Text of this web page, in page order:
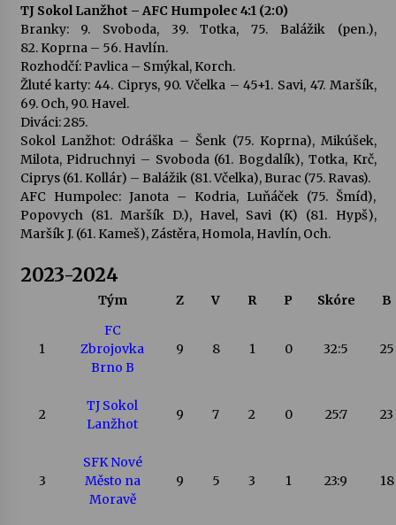
TJ Sokol Lanžhot – AFC Humpolec 4:1 (2:0)
Branky: 9. Svoboda, 39. Totka, 75. Balážik (pen.),
82. Koprna – 56. Havlín.
Rozhodčí: Pavlica – Smýkal, Korch.
Žluté karty: 44. Ciprys, 90. Včelka – 45+1. Savi, 47. Maršík,
69. Och, 90. Havel.
Diváci: 285.
Sokol Lanžhot: Odráška – Šenk (75. Koprna), Mikúšek,
Milota, Pidruchnyi – Svoboda (61. Bogdalík), Totka, Krč,
Ciprys (61. Kollár) – Balážik (81. Včelka), Burac (75. Ravas).
AFC Humpolec: Janota – Kodria, Luňáček (75. Šmíd),
Popovych (81. Maršík D.), Havel, Savi (K) (81. Hypš),
Maršík J. (61. Kameš), Zástěra, Homola, Havlín, Och.
2023-2024
Tým Z V R P Skóre B
1
FC
Zbrojovka
Brno B
9 8 1 0 32:5 25
2
TJ Sokol
Lanžhot
9 7 2 0 25:7 23
3
SFK Nové
Město na
Moravě
9 5 3 1 23:9 18